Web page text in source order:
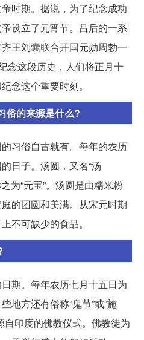
时期。据说，为了纪念成功
设立了元宵节。吕后的一系
王刘囊联合开国元勋周勃一
念这段历史，人们将正月十
念这个重要时刻。
俗的来源是什么?
习俗自古就有。每年的农历
日子。汤圆，又名“汤
为“元宝”。汤圆是由糯米粉
的团圆和美满。从宋元时期
不可缺少的食品。
期。每年农历七月十五日为
地方还有俗称“鬼节”或“施
自印度的佛教仪式。佛教徒为